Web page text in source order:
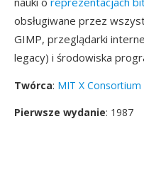
obsługiwane przez
GIMP, przeglądarki
legacy) i środowiska
Twórca: MIT X Consortium
Pierwsze wydanie: 1987